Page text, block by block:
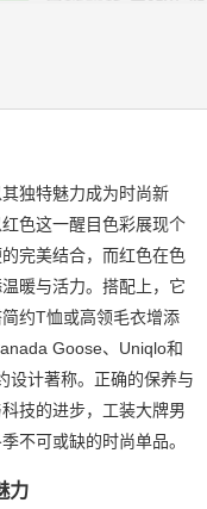
独特魅力成为时尚新
色这一醒目色彩展现个
完美结合，而红色在色
暖与活力。搭配上，它
约T恤或高领毛衣增添
Goose、Uniqlo和
设计著称。正确的保养与
技的进步，工装大牌男
不可或缺的时尚单品。
力